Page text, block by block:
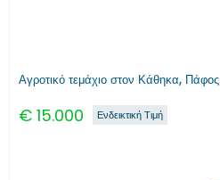
Αγροτικό τεμάχιο στον Κάθηκα, Πάφος
€ 15.000 Ενδεικτική Τιμή